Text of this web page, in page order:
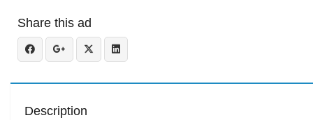
Share this ad
Description